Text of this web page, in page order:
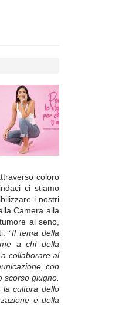
coloro
ci stiamo
i nostri
Camera alla
al seno,
“Il tema della
a chi della
collaborare al
con
scorso giugno.
la cultura dello
e della